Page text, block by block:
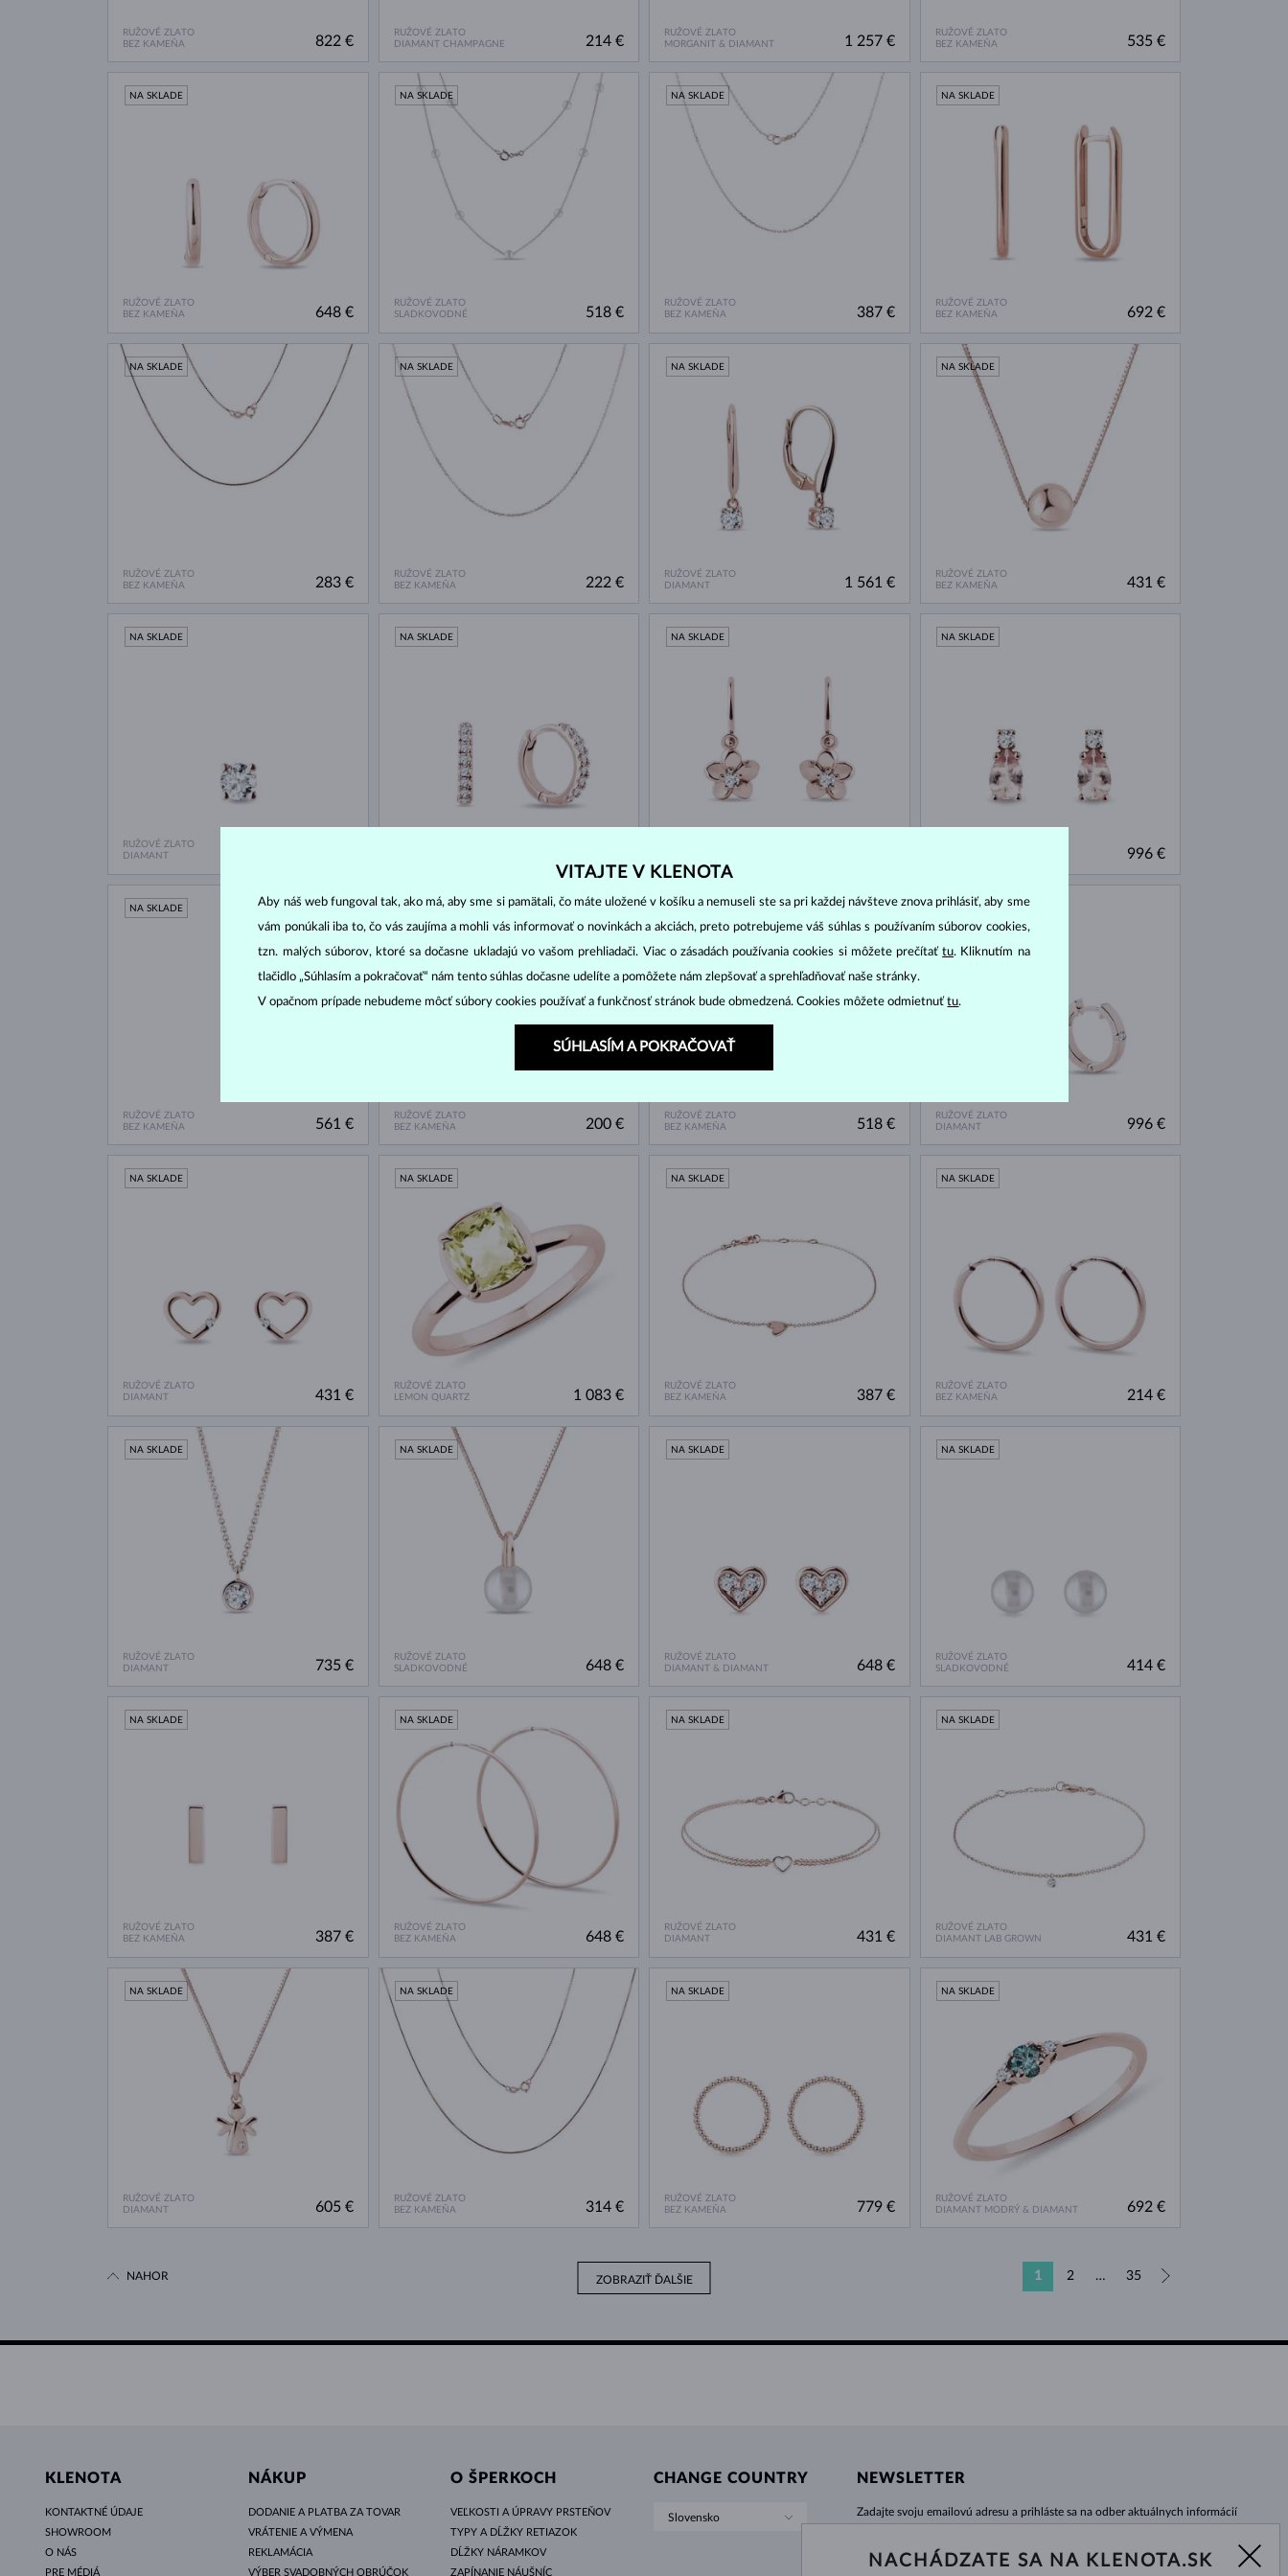
RUŽOVÉ ZLATO
BEZ KAMEŇA
822 €
RUŽOVÉ ZLATO
DIAMANT CHAMPAGNE
214 €
RUŽOVÉ ZLATO
MORGANIT & DIAMANT
1 257 €
RUŽOVÉ ZLATO
BEZ KAMEŇA
535 €
RUŽOVÉ ZLATO
BEZ KAMEŇA
NA SKLADE
648 €
RUŽOVÉ ZLATO
SLADKOVODNÉ
NA SKLADE
518 €
RUŽOVÉ ZLATO
BEZ KAMEŇA
NA SKLADE
387 €
RUŽOVÉ ZLATO
BEZ KAMEŇA
NA SKLADE
692 €
RUŽOVÉ ZLATO
BEZ KAMEŇA
NA SKLADE
283 €
RUŽOVÉ ZLATO
BEZ KAMEŇA
NA SKLADE
222 €
RUŽOVÉ ZLATO
DIAMANT
NA SKLADE
1 561 €
RUŽOVÉ ZLATO
BEZ KAMEŇA
NA SKLADE
431 €
RUŽOVÉ ZLATO
DIAMANT
NA SKLADE NA SKLADE NA SKLADE NA SKLADE
996 €
RUŽOVÉ ZLATO
BEZ KAMEŇA
NA SKLADE
561 €
RUŽOVÉ ZLATO
BEZ KAMEŇA
NA SKLADE
200 €
RUŽOVÉ ZLATO
BEZ KAMEŇA
NA SKLADE
518 €
RUŽOVÉ ZLATO
DIAMANT
NA SKLADE
996 €
RUŽOVÉ ZLATO
DIAMANT
NA SKLADE
431 €
RUŽOVÉ ZLATO
LEMON QUARTZ
NA SKLADE
1 083 €
RUŽOVÉ ZLATO
BEZ KAMEŇA
NA SKLADE
387 €
RUŽOVÉ ZLATO
BEZ KAMEŇA
NA SKLADE
214 €
RUŽOVÉ ZLATO
DIAMANT
NA SKLADE
735 €
RUŽOVÉ ZLATO
SLADKOVODNÉ
NA SKLADE
648 €
RUŽOVÉ ZLATO
DIAMANT & DIAMANT
NA SKLADE
648 €
RUŽOVÉ ZLATO
SLADKOVODNÉ
NA SKLADE
414 €
RUŽOVÉ ZLATO
BEZ KAMEŇA
NA SKLADE
387 €
RUŽOVÉ ZLATO
BEZ KAMEŇA
NA SKLADE
648 €
RUŽOVÉ ZLATO
DIAMANT
NA SKLADE
431 €
RUŽOVÉ ZLATO
DIAMANT LAB GROWN
NA SKLADE
431 €
RUŽOVÉ ZLATO
DIAMANT
NA SKLADE
605 €
RUŽOVÉ ZLATO
BEZ KAMEŇA
NA SKLADE
314 €
RUŽOVÉ ZLATO
BEZ KAMEŇA
NA SKLADE
779 €
RUŽOVÉ ZLATO
DIAMANT MODRÝ & DIAMANT
NA SKLADE
692 €
ZOBRAZIŤ ĎALŠIE 1 2 … 35
NAHOR
KLENOTA
KONTAKTNÉ ÚDAJE
SHOWROOM
O NÁS
PRE MÉDIÁ
NÁKUP
DODANIE A PLATBA ZA TOVAR
VRÁTENIE A VÝMENA
REKLAMÁCIA
VÝBER SVADOBNÝCH OBRÚČOK
O ŠPERKOCH
VEĽKOSTI A ÚPRAVY PRSTEŇOV
TYPY A DĹŽKY RETIAZOK
DĹŽKY NÁRAMKOV
ZAPÍNANIE NÁUŠNÍC
CHANGE COUNTRY
Slovensko
NEWSLETTER
Zadajte svoju emailovú adresu a prihláste sa na odber aktuálnych informácií
Žiadna novinka, akcia či zľava Vám už neunikne!
VITAJTE V KLENOTA
Aby náš web fungoval tak, ako má, aby sme si pamätali, čo máte uložené v košíku a nemuseli ste sa pri každej návšteve znova prihlásiť, aby sme
vám ponúkali iba to, čo vás zaujíma a mohli vás informovať o novinkách a akciách, preto potrebujeme váš súhlas s používaním súborov cookies,
tzn. malých súborov, ktoré sa dočasne ukladajú vo vašom prehliadači. Viac o zásadách používania cookies si môžete prečítaťtu. Kliknutím na
tlačidlo „Súhlasím a pokračovať“ nám tento súhlas dočasne udelíte a pomôžete nám zlepšovať a sprehľadňovať naše stránky.
V opačnom prípade nebudeme môcť súbory cookies používať a funkčnosť stránok bude obmedzená. Cookies môžete odmietnuťtu.
SÚHLASÍM A POKRAČOVAŤ
NACHÁDZATE SA NA KLENOTA.SK